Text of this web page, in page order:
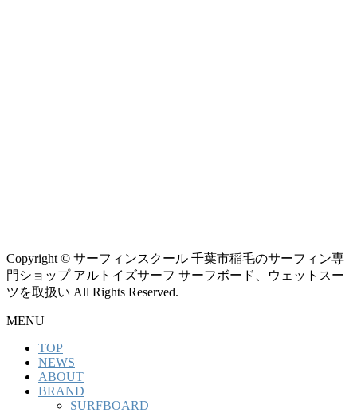
Copyright © サーフィンスクール 千葉市稲毛のサーフィン専
門ショップ アルトイズサーフ サーフボード、ウェットスー
ツを取扱い All Rights Reserved.
MENU
TOP
NEWS
ABOUT
BRAND
SURFBOARD